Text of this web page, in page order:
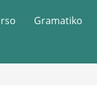
Gramatiko